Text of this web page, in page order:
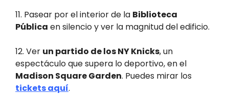
11. Pasear por el interior de la Biblioteca
Pública en silencio y ver la magnitud del edificio.
12. Ver un partido de los NY Knicks, un
espectáculo que supera lo deportivo, en el
Madison Square Garden. Puedes mirar los
tickets aquí.